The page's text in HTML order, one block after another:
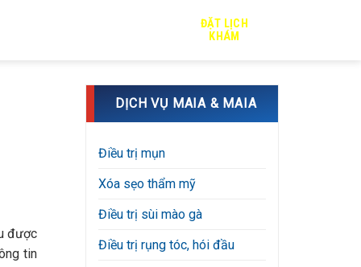
ĐẶT LỊCH
KHÁM
được
tin
DỊCH VỤ MAIA & MAIA
Điều trị mụn
Xóa sẹo thẩm mỹ
Điều trị sùi mào gà
Điều trị rụng tóc, hói đầu